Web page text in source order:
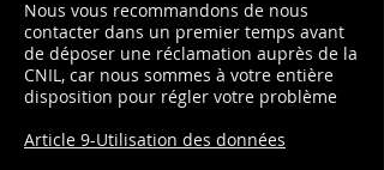
Nous vous recommandons de nous
contacter dans un premier temps avant
de déposer une réclamation auprès de la
CNIL, car nous sommes à votre entière
disposition pour régler votre problème
Article 9-Utilisation des données